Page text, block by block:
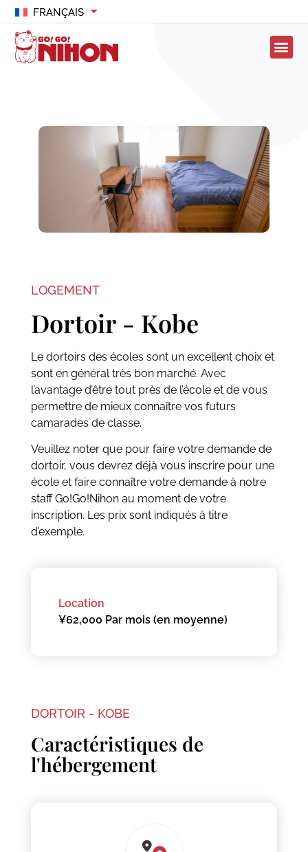
FRANÇAIS
LOGEMENT
Dortoir - Kobe
Le dortoirs des écoles sont un excellent choix et
sont en général très bon marché. Avec
l’avantage d’être tout près de l’école et de vous
permettre de mieux connaître vos futurs
camarades de classe.
Veuillez noter que pour faire votre demande de
dortoir, vous devrez déjà vous inscrire pour une
école et faire connaître votre demande à notre
staff Go!Go!Nihon au moment de votre
inscription. Les prix sont indiqués à titre
d’exemple.
Location
¥62,000 Par mois (en moyenne)
DORTOIR - KOBE
Caractéristiques de
l'hébergement